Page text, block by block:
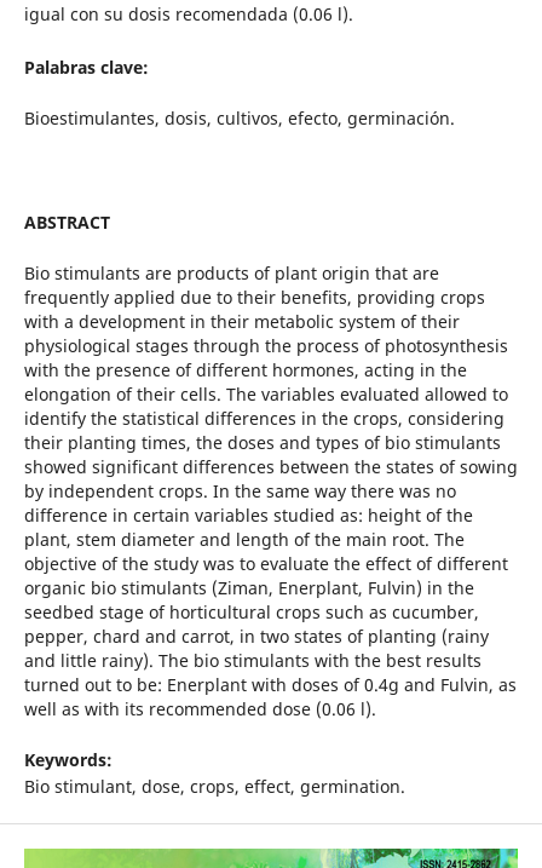
igual con su dosis recomendada (0.06 l).
Palabras clave:
Bioestimulantes, dosis, cultivos, efecto, germinación.
ABSTRACT
Bio stimulants are products of plant origin that are
frequently applied due to their benefits, providing crops
with a development in their metabolic system of their
physiological stages through the process of photosynthesis
with the presence of different hormones, acting in the
elongation of their cells. The variables evaluated allowed to
identify the statistical differences in the crops, considering
their planting times, the doses and types of bio stimulants
showed significant differences between the states of sowing
by independent crops. In the same way there was no
difference in certain variables studied as: height of the
plant, stem diameter and length of the main root. The
objective of the study was to evaluate the effect of different
organic bio stimulants (Ziman, Enerplant, Fulvin) in the
seedbed stage of horticultural crops such as cucumber,
pepper, chard and carrot, in two states of planting (rainy
and little rainy). The bio stimulants with the best results
turned out to be: Enerplant with doses of 0.4g and Fulvin, as
well as with its recommended dose (0.06 l).
Keywords:
Bio stimulant, dose, crops, effect, germination.